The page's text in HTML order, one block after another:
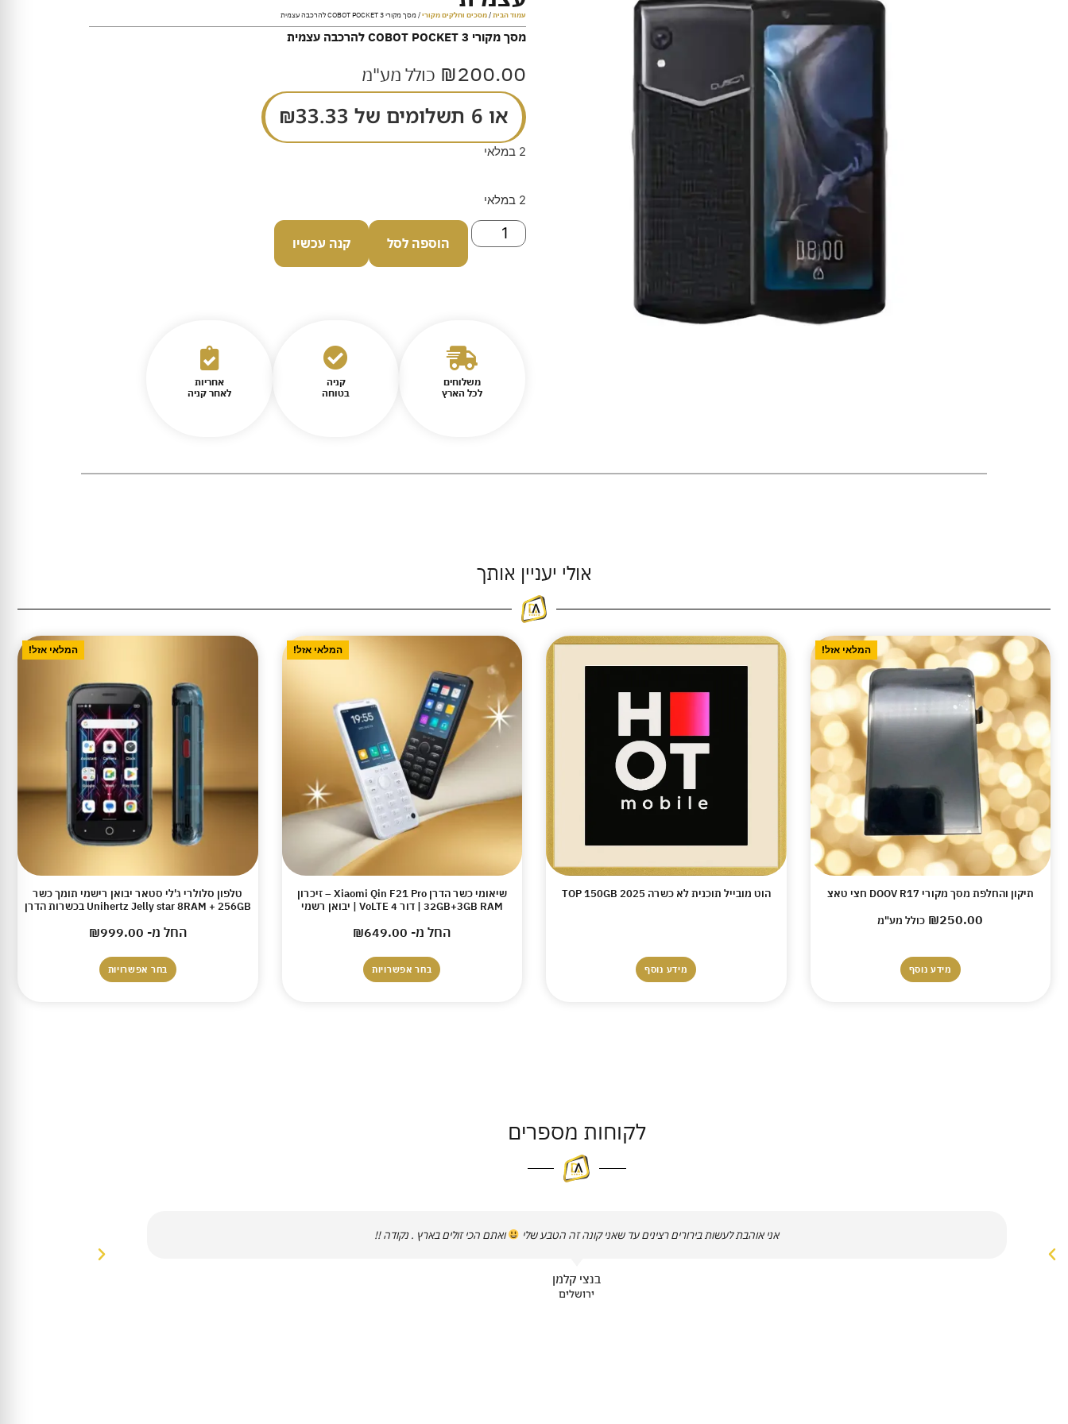
עמוד הבית/מסכים וחלקים מקורי/ מסך מקורי COBOT POCKET 3 להרכבה עצמית
מסך מקורי COBOT POCKET 3 להרכבה עצמית
₪200.00 כולל מע"מ
או 6 תשלומים של ₪33.33
2 במלאי
2 במלאי
הוספה לסל קנה עכשיו
משלוחים
לכל הארץ
קניה
בטוחה
אחריות
לאחר קניה
אולי יעניין אותך
המלאי אזל!
תיקון והחלפת מסך מקורי DOOV R17 חצי טאצ
₪250.00 כולל מע"מ
מידע נוסף
הוט מובייל תוכנית לא כשרה TOP 150GB 2025
מידע נוסף
המלאי אזל!
שיאומי כשר הדרן Xiaomi Qin F21 Pro – זיכרון
32GB+3GB RAM | דור 4 VoLTE | יבואן רשמי
החל מ- ₪649.00
בחר אפשרויות
המלאי אזל!
טלפון סלולרי ג'לי סטאר יבואן רישמי תומך כשר
Unihertz Jelly star 8RAM + 256GB בכשרות הדרן
החל מ- ₪999.00
בחר אפשרויות
לקוחות מספרים
אני אוהבת לעשות בירורים רצינים עד שאני קונה זה הטבע שלי ואתם הכי זולים בארץ . נקודה !!
בנצי קלמן
ירושלים